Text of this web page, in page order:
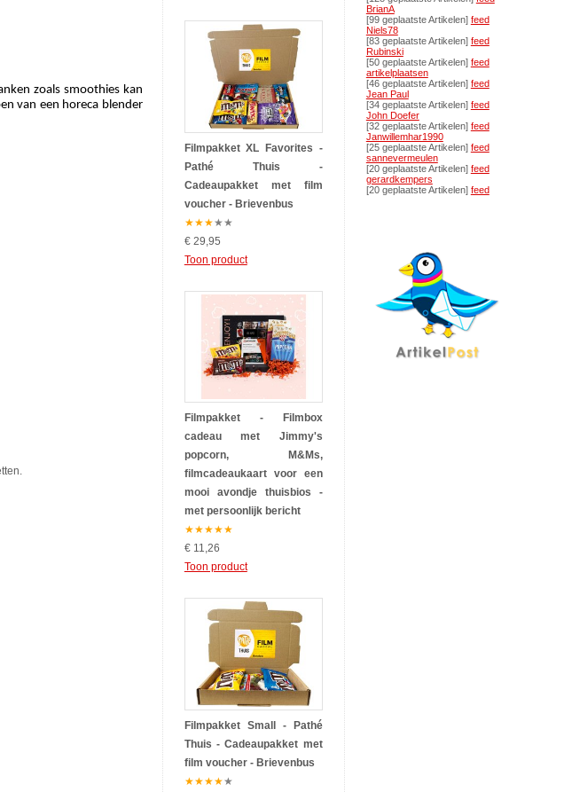
zoals smoothies kan
van een horeca blender
Filmpakket XL Favorites -
Pathé Thuis -
Cadeaupakket met film
voucher - Brievenbus
★★★★★
€ 29,95
Toon product
Filmpakket - Filmbox
cadeau met Jimmy's
popcorn, M&Ms,
filmcadeaukaart voor een
mooi avondje thuisbios -
met persoonlijk bericht
★★★★★
€ 11,26
Toon product
Filmpakket Small - Pathé
Thuis - Cadeaupakket met
film voucher - Brievenbus
★★★★★
BrianA
[99 geplaatste Artikelen] feed
Niels78
[83 geplaatste Artikelen] feed
Rubinski
[50 geplaatste Artikelen] feed
artikelplaatsen
[46 geplaatste Artikelen] feed
Jean Paul
[34 geplaatste Artikelen] feed
John Doefer
[32 geplaatste Artikelen] feed
Janwillemhar1990
[25 geplaatste Artikelen] feed
sannevermeulen
[20 geplaatste Artikelen] feed
gerardkempers
[20 geplaatste Artikelen] feed